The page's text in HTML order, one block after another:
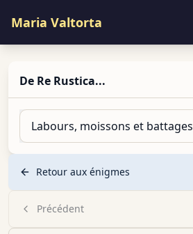
Maria Valtorta
De Re Rustica...
Labours, moissons et battages
Retour aux énigmes
Précédent